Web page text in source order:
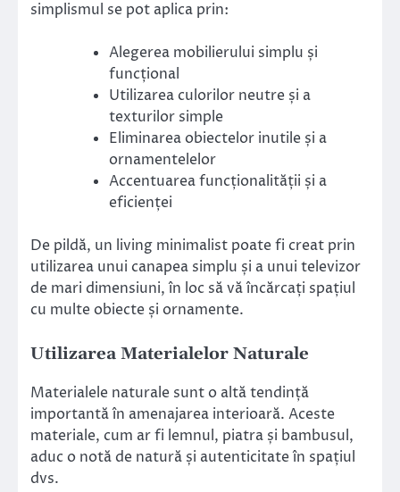
simplismul se pot aplica prin:
Alegerea mobilierului simplu și
funcțional
Utilizarea culorilor neutre și a
texturilor simple
Eliminarea obiectelor inutile și a
ornamentelelor
Accentuarea funcționalității și a
eficienței
De pildă, un living minimalist poate fi creat prin
utilizarea unui canapea simplu și a unui televizor
de mari dimensiuni, în loc să vă încărcați spațiul
cu multe obiecte și ornamente.
Utilizarea Materialelor Naturale
Materialele naturale sunt o altă tendință
importantă în amenajarea interioară. Aceste
materiale, cum ar fi lemnul, piatra și bambusul,
aduc o notă de natură și autenticitate în spațiul
dvs.